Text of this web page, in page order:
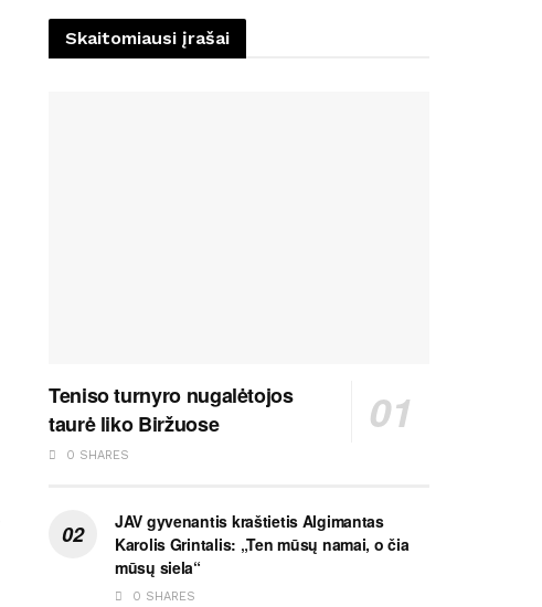
Skaitomiausi įrašai
Teniso turnyro nugalėtojos
taurė liko Biržuose
0 SHARES
JAV gyvenantis kraštietis Algimantas
Karolis Grintalis: „Ten mūsų namai, o čia
mūsų siela“
0 SHARES